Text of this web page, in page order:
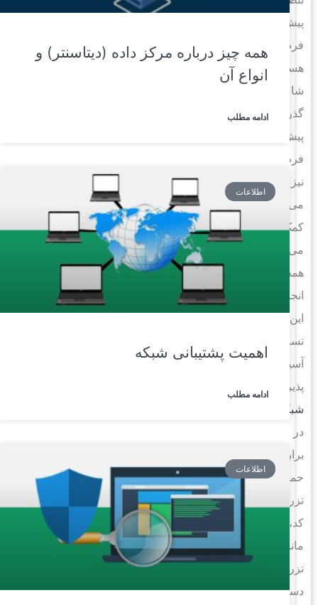
پیش
فرض
هستند،
شامل
گذرواژه‌های
پیش
فرض
می‌شود،
کمک
می‌کند.
همچنین
انجام
تست،
آسیب
پذیری
شبکه
برابر
حملات
تزریق
کد،
مانند
تزریق
دستورات
همه چیز درباره مرکز داده (دیتاسنتر) و
انواع آن
ادامه مطلب
اطلاعات
اهمیت پشتیبانی شبکه
ادامه مطلب
اطلاعات